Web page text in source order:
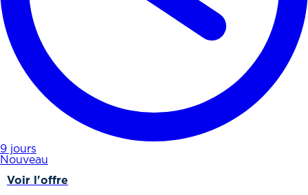
9 jours
Nouveau
Voir l'offre